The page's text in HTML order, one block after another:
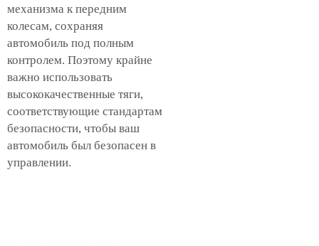
механизма к передним
колесам, сохраняя
автомобиль под полным
контролем. Поэтому крайне
важно использовать
высококачественные тяги,
соответствующие стандартам
безопасности, чтобы ваш
автомобиль был безопасен в
управлении.